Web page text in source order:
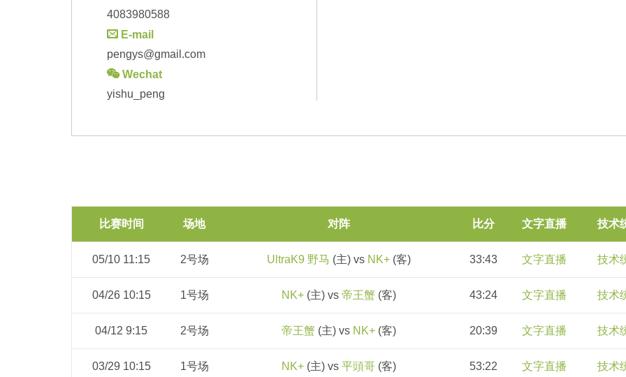
4083980588
E-mail
pengys@gmail.com
Wechat
yishu_peng
比赛时间 场地 对阵 比分 文字直播 技术
05/10 11:15 2号场 UltraK9 野马 (主) vs NK+ (客) 33:43 文字直播 技术
04/26 10:15 1号场 NK+ (主) vs 帝王蟹 (客) 43:24 文字直播 技术
04/12 9:15 2号场 帝王蟹 (主) vs NK+ (客) 20:39 文字直播 技术
03/29 10:15 1号场 NK+ (主) vs 平頭哥 (客) 53:22 文字直播 技术